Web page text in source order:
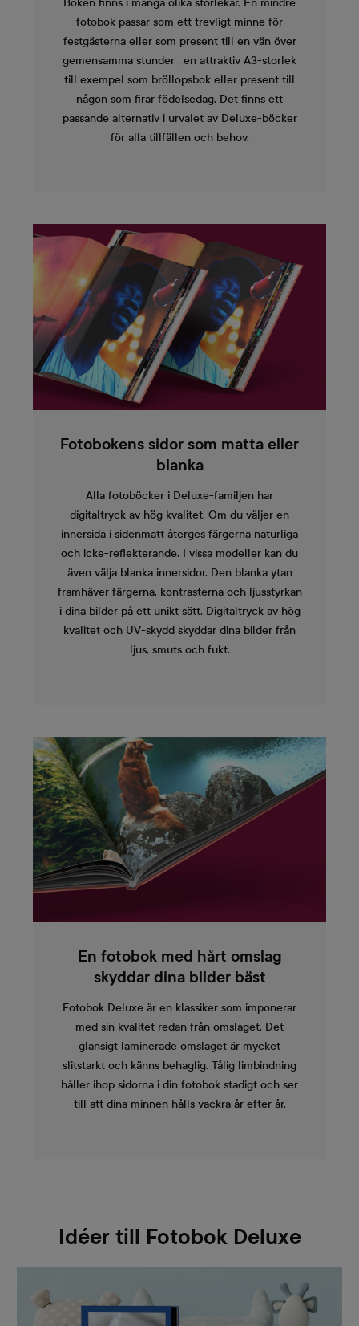
fotobok passar som ett trevligt minne för
festgästerna eller som present till en vän över
gemensamma stunder , en attraktiv A3-storlek
till exempel som bröllopsbok eller present till
någon som firar födelsedag. Det finns ett
passande alternativ i urvalet av Deluxe-böcker
för alla tillfällen och behov.
Fotobokens sidor som matta eller
blanka
Alla fotoböcker i Deluxe-familjen har
digitaltryck av hög kvalitet. Om du väljer en
innersida i sidenmatt återges färgerna naturliga
och icke-reflekterande. I vissa modeller kan du
även välja blanka innersidor. Den blanka ytan
framhäver färgerna, kontrasterna och ljusstyrkan
i dina bilder på ett unikt sätt. Digitaltryck av hög
kvalitet och UV-skydd skyddar dina bilder från
ljus, smuts och fukt.
En fotobok med hårt omslag
skyddar dina bilder bäst
Fotobok Deluxe är en klassiker som imponerar
med sin kvalitet redan från omslaget. Det
glansigt laminerade omslaget är mycket
slitstarkt och känns behaglig. Tålig limbindning
håller ihop sidorna i din fotobok stadigt och ser
till att dina minnen hålls vackra år efter år.
Idéer till Fotobok Deluxe